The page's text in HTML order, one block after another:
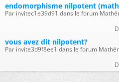
endomorphisme nilpotent
Par invitec1e39d91 dans le forum
vous avez dit nilpotent?
Par invite3d9f8ee1 dans le forum